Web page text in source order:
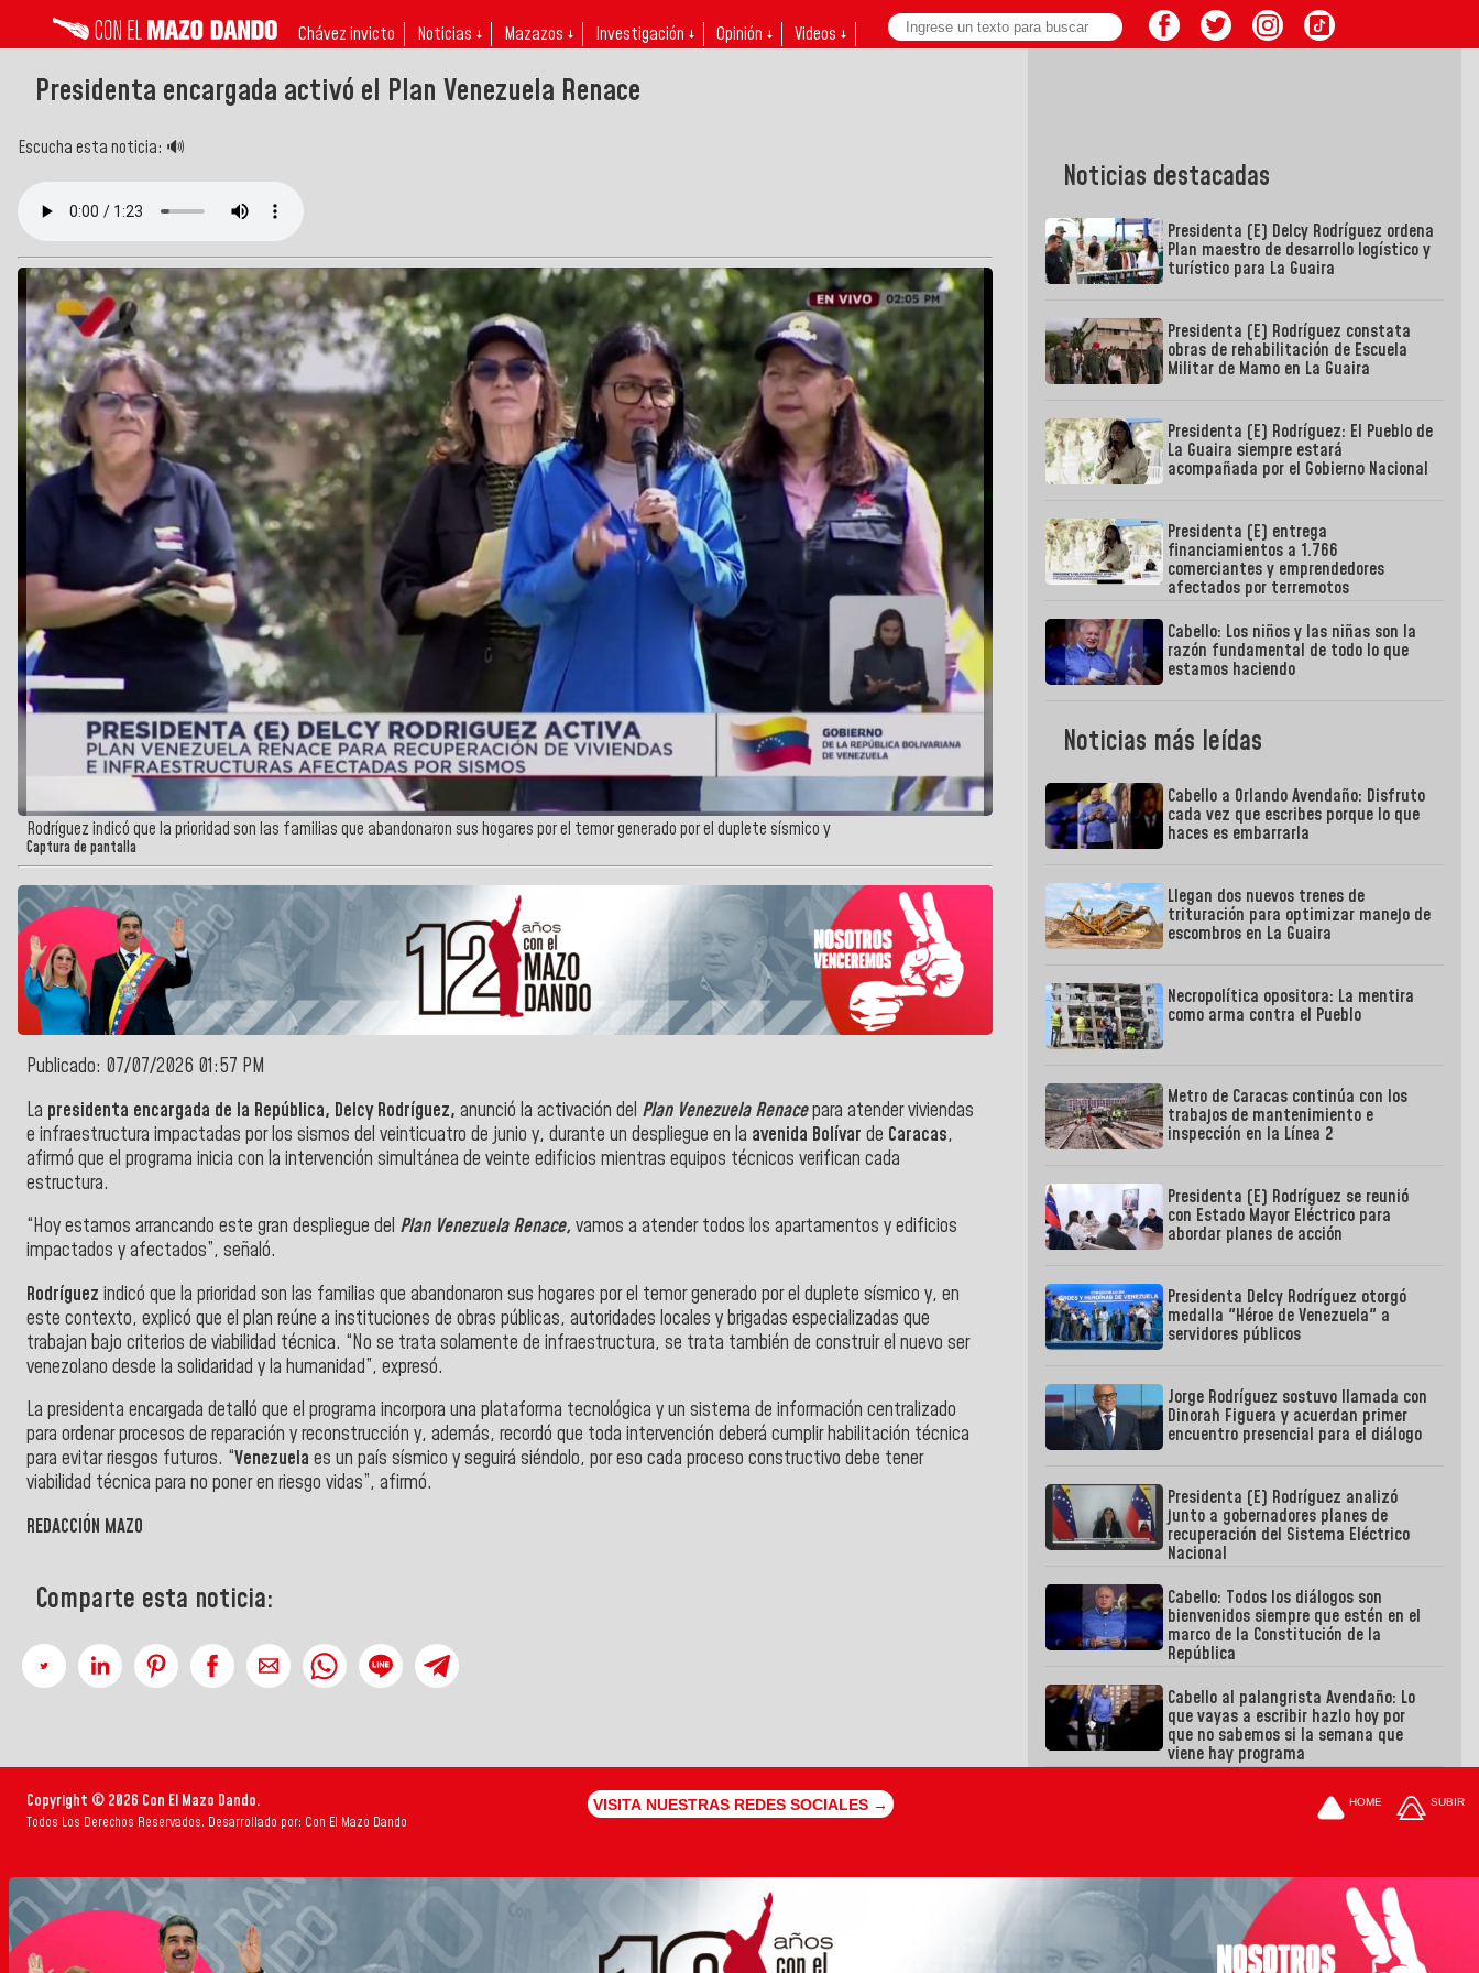
Chávez invicto Noticias ↓ Mazazos ↓ Investigación ↓ Opinión ↓ Videos ↓
Presidenta encargada activó el Plan Venezuela Renace
Escucha esta noticia: 🔊
Rodríguez indicó que la prioridad son las familias que abandonaron sus hogares por el temor generado por el duplete sísmico y
Captura de pantalla
Publicado: 07/07/2026 01:57 PM
La presidenta encargada de la República, Delcy Rodríguez, anunció la activación del Plan Venezuela Renacepara atender viviendas
e infraestructura impactadas por los sismos del veinticuatro de junio y, durante un despliegue en la avenida Bolívar de Caracas,
afirmó que el programa inicia con la intervención simultánea de veinte edificios mientras equipos técnicos verifican cada
estructura.
“Hoy estamos arrancando este gran despliegue del Plan Venezuela Renace, vamos a atender todos los apartamentos y edificios
impactados y afectados”, señaló.
Rodríguez indicó que la prioridad son las familias que abandonaron sus hogares por el temor generado por el duplete sísmico y, en
este contexto, explicó que el plan reúne a instituciones de obras públicas, autoridades locales y brigadas especializadas que
trabajan bajo criterios de viabilidad técnica. “No se trata solamente de infraestructura, se trata también de construir el nuevo ser
venezolano desde la solidaridad y la humanidad”, expresó.
La presidenta encargada detalló que el programa incorpora una plataforma tecnológica y un sistema de información centralizado
para ordenar procesos de reparación y reconstrucción y, además, recordó que toda intervención deberá cumplir habilitación técnica
para evitar riesgos futuros. “Venezuela es un país sísmico y seguirá siéndolo, por eso cada proceso constructivo debe tener
viabilidad técnica para no poner en riesgo vidas”, afirmó.
REDACCIÓN MAZO
Comparte esta noticia:
Noticias destacadas
Presidenta (E) Delcy Rodríguez ordena
Plan maestro de desarrollo logístico y
turístico para La Guaira
Presidenta (E) Rodríguez constata
obras de rehabilitación de Escuela
Militar de Mamo en La Guaira
Presidenta (E) Rodríguez: El Pueblo de
La Guaira siempre estará
acompañada por el Gobierno Nacional
Presidenta (E) entrega
financiamientos a 1.766
comerciantes y emprendedores
afectados por terremotos
Cabello: Los niños y las niñas son la
razón fundamental de todo lo que
estamos haciendo
Noticias más leídas
Cabello a Orlando Avendaño: Disfruto
cada vez que escribes porque lo que
haces es embarrarla
Llegan dos nuevos trenes de
trituración para optimizar manejo de
escombros en La Guaira
Necropolítica opositora: La mentira
como arma contra el Pueblo
Metro de Caracas continúa con los
trabajos de mantenimiento e
inspección en la Línea 2
Presidenta (E) Rodríguez se reunió
con Estado Mayor Eléctrico para
abordar planes de acción
Presidenta Delcy Rodríguez otorgó
medalla "Héroe de Venezuela" a
servidores públicos
Jorge Rodríguez sostuvo llamada con
Dinorah Figuera y acuerdan primer
encuentro presencial para el diálogo
Presidenta (E) Rodríguez analizó
junto a gobernadores planes de
recuperación del Sistema Eléctrico
Nacional
Cabello: Todos los diálogos son
bienvenidos siempre que estén en el
marco de la Constitución de la
República
Cabello al palangrista Avendaño: Lo
que vayas a escribir hazlo hoy por
que no sabemos si la semana que
viene hay programa
Copyright © 2026 Con El Mazo Dando.
Todos Los Derechos Reservados. Desarrollado por: Con El Mazo Dando
VISITA NUESTRAS REDES SOCIALES → HOME SUBIR